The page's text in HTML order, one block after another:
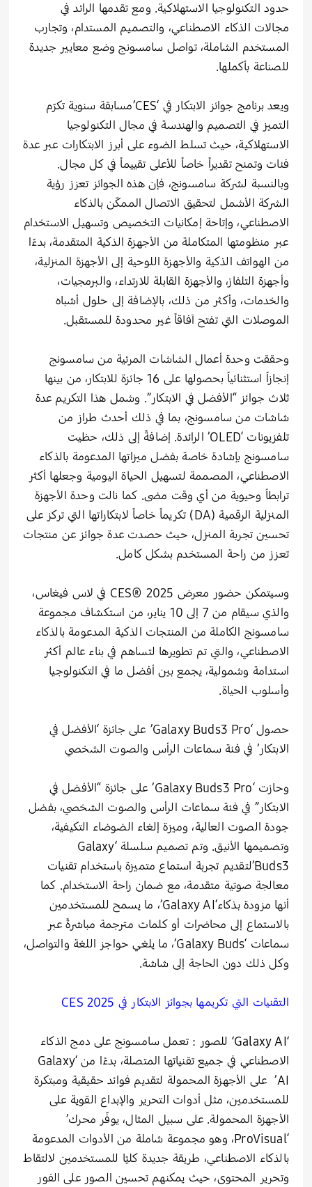
حدود التكنولوجيا الاستهلاكية. ومع تقدمها الرائد في
مجالات الذكاء الاصطناعي، والتصميم المستدام، وتجارب
المستخدم الشاملة، تواصل سامسونج وضع معايير جديدة
للصناعة بأكملها.
ويعد برنامج جوائز الابتكار في ‘CES’مسابقة سنوية تكرّم
التميز في التصميم والهندسة في مجال التكنولوجيا
الاستهلاكية، حيث تسلط الضوء على أبرز الابتكارات عبر عدة
فئات وتمنح تقديراً خاصاً للأعلى تقييماً في كل مجال.
وبالنسبة لشركة سامسونج، فإن هذه الجوائز تعزز رؤية
الشركة الأشمل لتحقيق الاتصال الممكّن بالذكاء
الاصطناعي، وإتاحة إمكانيات التخصيص وتسهيل الاستخدام
عبر منظومتها المتكاملة من الأجهزة الذكية المتقدمة، بدءًا
من الهواتف الذكية والأجهزة اللوحية إلى الأجهزة المنزلية،
وأجهزة التلفاز، والأجهزة القابلة للارتداء، والبرمجيات،
والخدمات، وأكثر من ذلك، بالإضافة إلى حلول أشباه
الموصلات التي تفتح آفاقاً غير محدودة للمستقبل.
وحققت وحدة أعمال الشاشات المرئية من سامسونج
إنجازاً استثنائياً بحصولها على 16 جائزة للابتكار، من بينها
ثلاث جوائز “الأفضل في الابتكار”. وشمل هذا التكريم عدة
شاشات من سامسونج، بما في ذلك أحدث طراز من
تلفزيونات ‘OLED’ الرائدة. إضافةً إلى ذلك، حظيت
سامسونج بإشادة خاصة بفضل ميزاتها المدعومة بالذكاء
الاصطناعي، المصممة لتسهيل الحياة اليومية وجعلها أكثر
ترابطاً وحيوية من أي وقت مضى. كما نالت وحدة الأجهزة
المنزلية الرقمية (DA) تكريماً خاصاً لابتكاراتها التي تركز على
تحسين تجربة المنزل، حيث حصدت عدة جوائز عن منتجات
تعزز من راحة المستخدم بشكل كامل.
وسيتمكن حضور معرض CES® 2025 في لاس فيغاس،
والذي سيقام من 7 إلى 10 يناير، من استكشاف مجموعة
سامسونج الكاملة من المنتجات الذكية المدعومة بالذكاء
الاصطناعي، والتي تم تطويرها لتساهم في بناء عالم أكثر
استدامة وشمولية، يجمع بين أفضل ما في التكنولوجيا
وأسلوب الحياة.
حصول ‘Galaxy Buds3 Pro’ على جائزة ‘الأفضل في
الابتكار’ في فئة سماعات الرأس والصوت الشخصي
وحازت ‘Galaxy Buds3 Pro’ على جائزة “الأفضل في
الابتكار” في فئة سماعات الرأس والصوت الشخصي، بفضل
جودة الصوت العالية، وميزة إلغاء الضوضاء التكيفية،
وتصميمها الأنيق. وتم تصميم سلسلة ‘Galaxy
Buds3’لتقديم تجربة استماع متميزة باستخدام تقنيات
معالجة صوتية متقدمة، مع ضمان راحة الاستخدام. كما
أنها مزودة بذكاء‘Galaxy AI’، ما يسمح للمستخدمين
بالاستماع إلى محاضرات أو كلمات مترجمة مباشرةً عبر
سماعات ‘Galaxy Buds’، ما يلغي حواجز اللغة والتواصل،
وكل ذلك دون الحاجة إلى شاشة.
التقنيات التي تكريمها بجوائز الابتكار في
‘Galaxy AI‘ للصور : تعمل سامسونج على دمج الذكاء
الاصطناعي في جميع تقنياتها المتصلة، بدءًا من ‘Galaxy
AI’ على الأجهزة المحمولة لتقديم فوائد حقيقية ومبتكرة
للمستخدمين، مثل أدوات التحرير والإبداع القوية على
الأجهزة المحمولة. على سبيل المثال، يوفّر محرك’
‘ProVisual، وهو مجموعة شاملة من الأدوات المدعومة
بالذكاء الاصطناعي، طريقة جديدة كليًا للمستخدمين لالتقاط
وتحرير المحتوى، حيث يمكنهم تحسين الصور على الفور